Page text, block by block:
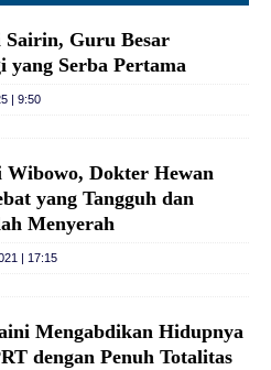
Guru Besar
yang Serba Pertama
| 9:50
Wibowo, Dokter Hewan
yang Tangguh dan
Menyerah
| 17:15
Mengabdikan Hidupnya
dengan Penuh Totalitas